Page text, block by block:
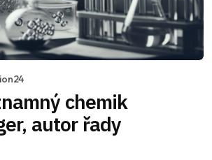
chemik
autor řady